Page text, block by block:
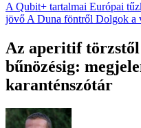
A Qubit+ tartalmai Európai
jövő A Duna föntről Dolgok a
Az aperitif
bűnözésig:
karanténszótár